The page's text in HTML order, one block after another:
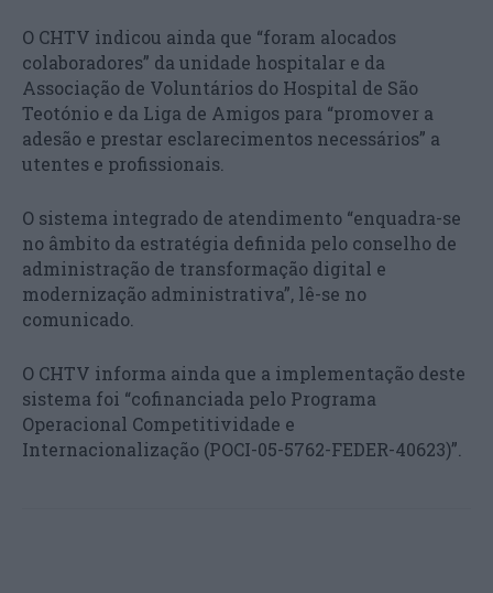
O CHTV indicou ainda que “foram alocados
colaboradores” da unidade hospitalar e da
Associação de Voluntários do Hospital de São
Teotónio e da Liga de Amigos para “promover a
adesão e prestar esclarecimentos necessários” a
utentes e profissionais.
O sistema integrado de atendimento “enquadra-se
no âmbito da estratégia definida pelo conselho de
administração de transformação digital e
modernização administrativa”, lê-se no
comunicado.
O CHTV informa ainda que a implementação deste
sistema foi “cofinanciada pelo Programa
Operacional Competitividade e
Internacionalização (POCI-05-5762-FEDER-40623)”.